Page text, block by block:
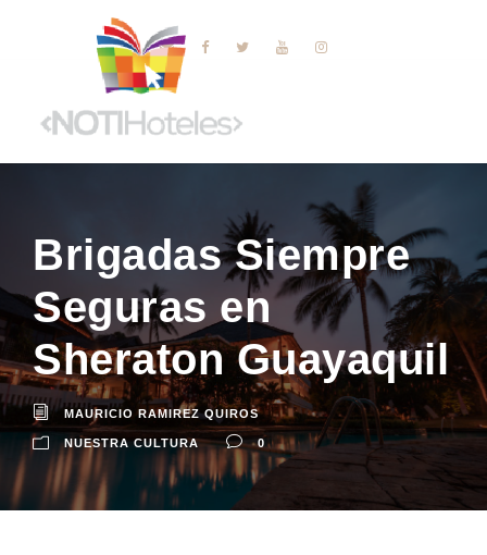
Brigadas Siempre
Seguras en
Sheraton Guayaquil
MAURICIO RAMIREZ QUIROS
NUESTRA CULTURA 0